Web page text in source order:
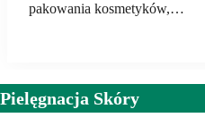
pakowania kosmetyków,…
Pielęgnacja Skóry